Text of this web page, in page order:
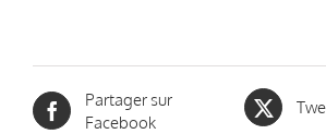
Partager sur
Facebook